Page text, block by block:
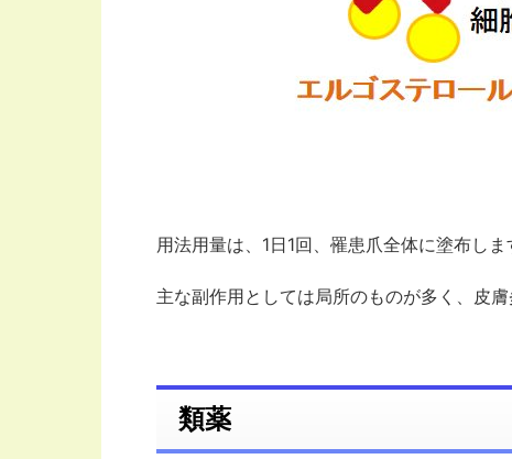
用法用量は、1日1回、罹患爪全体に塗布しま
主な副作用としては局所のものが多く、皮膚
類薬